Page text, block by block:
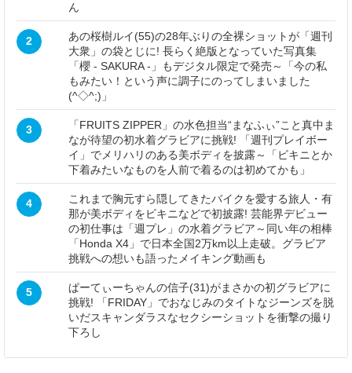
ん
2
あの桜樹ルイ(55)の28年ぶりの全裸ショットが「週刊
大衆」の袋とじに! 長らく絶版となっていた写真集
「櫻 - SAKURA -」もデジタル限定で発売～「今の私
もみたい！という声に調子にのってしまいました
(^◇^;)」
3
「FRUITS ZIPPER」の水色担当“まなふぃ”こと真中ま
なが待望の初水着グラビアに挑戦! 「週刊プレイボー
イ」でメリハリのある美ボディを披露～「ビキニとか
下着みたいなものを人前で着るのは初めてかも」
4
これまで胸元すら隠してきたバイクを愛する旅人・有
那が美ボディをビキニなどで初披露! 芸能界デビュー
の初仕事は「週プレ」の水着グラビア～同い年の相棒
「Honda X4」で日本全国2万km以上走破。グラビア
挑戦への想いも語ったメイキング動画も
5
ぱーてぃーちゃんの信子(31)がまさかの初グラビアに
挑戦! 「FRIDAY」でおなじみのタイトなジーンズを脱
いだスキャンダラスなセクシーショットを衝撃の撮り
下ろし